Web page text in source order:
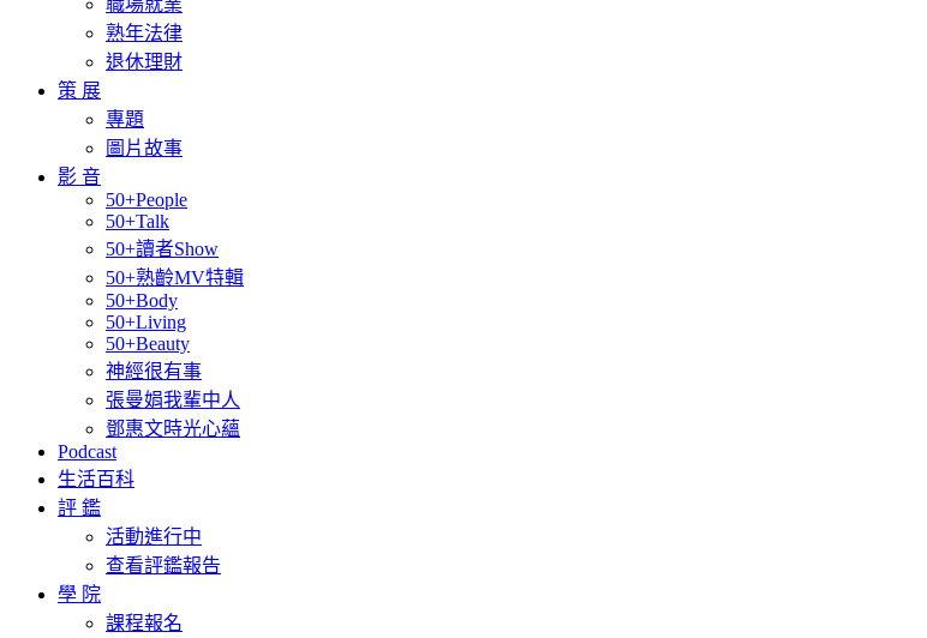
職場就業
熟年法律
退休理財
策 展
專題
圖片故事
影 音
50+People
50+Talk
50+讀者Show
50+熟齡MV特輯
50+Body
50+Living
50+Beauty
神經很有事
張曼娟我輩中人
鄧惠文時光心蘊
Podcast
生活百科
評 鑑
活動進行中
查看評鑑報告
學 院
課程報名